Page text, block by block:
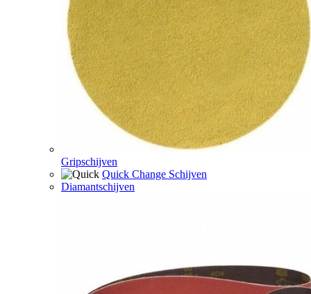
Gripschijven
Quick Change Schijven
Diamantschijven